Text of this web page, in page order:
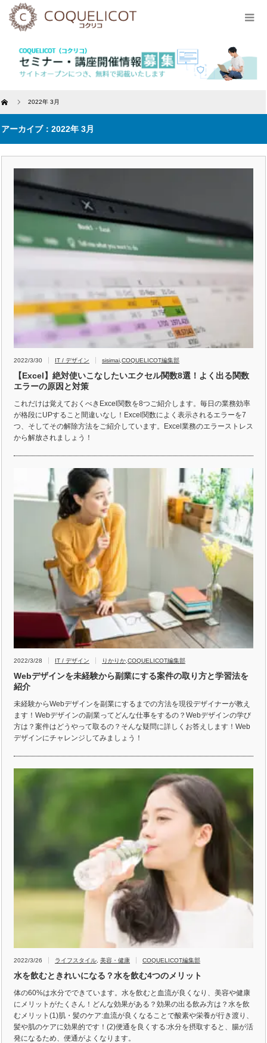
Home 2022年 3月
アーカイブ：2022年 3月
2022/3/30 IT / デザイン sisimai COQUELICOT編集部
【Excel】絶対使いこなしたいエクセル関数8選！よく出る関数
エラーの原因と対策
これだけは覚えておくべきExcel関数を8つご紹介します。毎日の業務効率
が格段にUPすること間違いなし！Excel関数によく表示されるエラーを7
つ、そしてその解除方法をご紹介しています。Excel業務のエラーストレス
から解放されましょう！
2022/3/28 IT / デザイン りかりか COQUELICOT編集部
Webデザインを未経験から副業にする案件の取り方と学習法を
紹介
未経験からWebデザインを副業にするまでの方法を現役デザイナーが教え
ます！Webデザインの副業ってどんな仕事をするの？Webデザインの学び
方は？案件はどうやって取るの？そんな疑問に詳しくお答えします！Web
デザインにチャレンジしてみましょう！
2022/3/26 ライフスタイル 美容・健康 COQUELICOT編集部
水を飲むときれいになる？水を飲む4つのメリット
体の60%は水分でできています。水を飲むと血流が良くなり、美容や健康
にメリットがたくさん！どんな効果がある？効果の出る飲み方は？水を飲
むメリット(1)肌・髪のケア:血流が良くなることで酸素や栄養が行き渡り、
髪や肌のケアに効果的です！(2)便通を良くする:水分を摂取すると、腸が活
発になるため、便通がよくなります。